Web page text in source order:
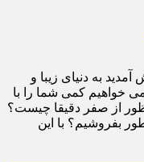
به دنیای زیبا و
خواهیم کمی شما را با
از صفر دقیقا چیست؟
بفروشیم؟ با این